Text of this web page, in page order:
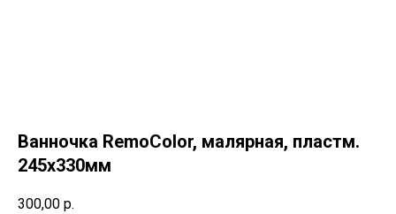
Ванночка RemoColor, малярная, пластм.
245х330мм
300,00 р.